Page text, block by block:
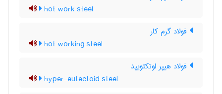
hot work steel
فولاد گرم کار
hot working steel
فولاد هیپر اوتکتویید
hyper-eutectoid steel